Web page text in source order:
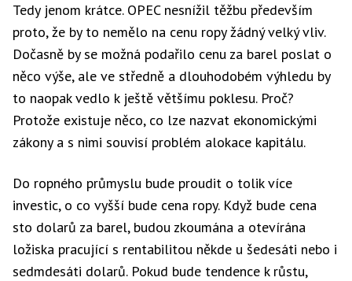
Tedy jenom krátce. OPEC nesnížil těžbu především
proto, že by to nemělo na cenu ropy žádný velký vliv.
Dočasně by se možná podařilo cenu za barel poslat o
něco výše, ale ve středně a dlouhodobém výhledu by
to naopak vedlo k ještě většímu poklesu. Proč?
Protože existuje něco, co lze nazvat ekonomickými
zákony a s nimi souvisí problém alokace kapitálu.
Do ropného průmyslu bude proudit o tolik více
investic, o co vyšší bude cena ropy. Když bude cena
sto dolarů za barel, budou zkoumána a otevírána
ložiska pracující s rentabilitou někde u šedesáti nebo i
sedmdesáti dolarů. Pokud bude tendence k růstu,